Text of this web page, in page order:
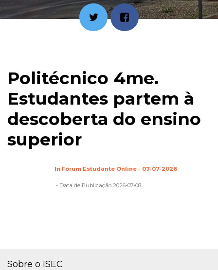
Politécnico 4me.
Estudantes partem à
descoberta do ensino
superior
In Fórum Estudante Online - 07-07-2026
- Data de Publicação 2026-07-08
Sobre o ISEC